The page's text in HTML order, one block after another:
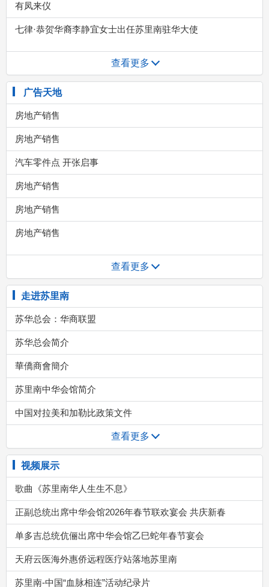
查看更多
广告天地
查看更多
走进苏里南
苏华总会：华商联盟
苏华总会简介
華僑商會簡介
苏里南中华会馆简介
中国对拉美和加勒比政策文件
查看更多
视频展示
歌曲《苏里南华人生生不息》
正副总统出席中华会馆2026年春节联欢宴会 共庆新春
单多吉总统伉俪出席中华会馆乙巳蛇年春节宴会
天府云医海外惠侨远程医疗站落地苏里南
苏里南-中国“血脉相连”活动纪录片